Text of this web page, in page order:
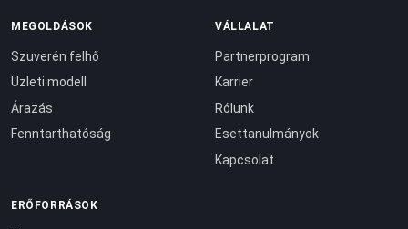
MEGOLDÁSOK
Szuverén felhő
Üzleti modell
Árazás
Fenntarthatóság
VÁLLALAT
Partnerprogram
Karrier
Rólunk
Esettanulmányok
Kapcsolat
ERŐFORRÁSOK